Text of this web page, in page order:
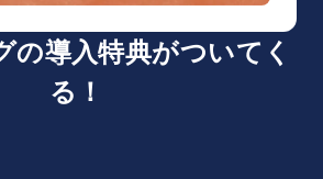
の導入特典がついてく
る！